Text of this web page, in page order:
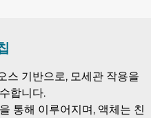
스 기반으로, 모세관 작용을
합니다.
통해 이루어지며, 액체는 친